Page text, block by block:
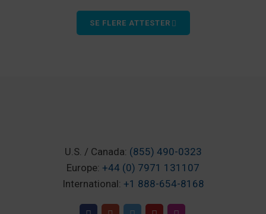
SE FLERE ATTESTER
U.S. / Canada: (855) 490-0323
Europe: +44 (0) 7971 131107
International: +1 888-654-8168